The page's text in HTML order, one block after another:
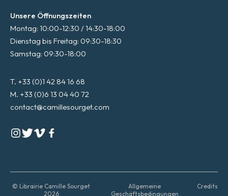
Unsere Öffnungszeiten
Montag: 10:00-12:30 / 14:30-18:00
Dienstag bis Freitag: 09:30-18:30
Samstag: 09:30-18:00
T. +33 (0)1 42 84 16 68
M. +33 (0)6 13 04 40 72
contact@camillesourget.com
© Librairie Camille Sourget
2026
Allgemeine
Geschäftsbedingungen
Credits